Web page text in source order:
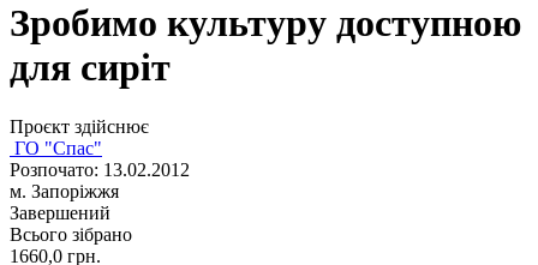
Зробимо культуру доступною
для сиріт
Проєкт здійснює
ГО "Спас"
Розпочато: 13.02.2012
м. Запоріжжя
Завершений
Всього зібрано
1660,0 грн.